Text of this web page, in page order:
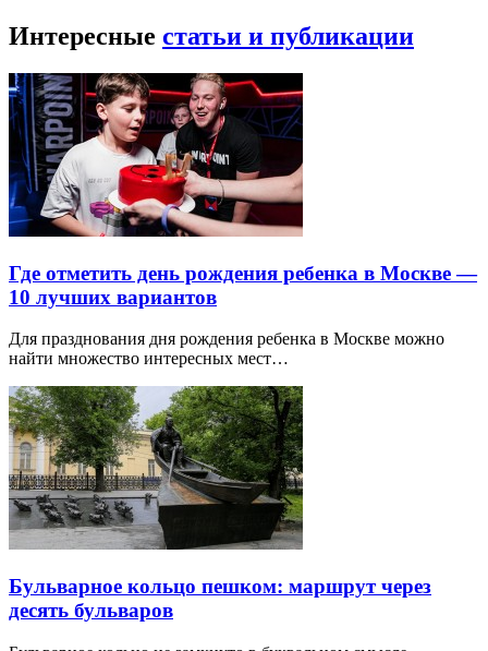
Интересные статьи и публикации
Где отметить день рождения ребенка в Москве —
10 лучших вариантов
Для празднования дня рождения ребенка в Москве можно
найти множество интересных мест…
Бульварное кольцо пешком: маршрут через
десять бульваров